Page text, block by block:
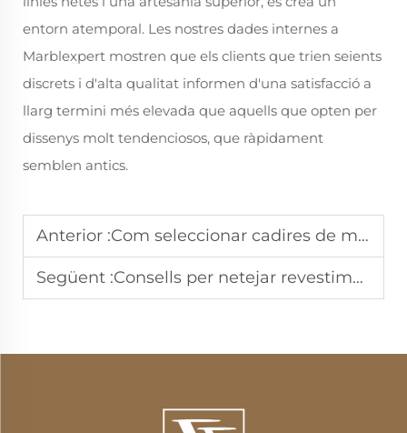
entorn atemporal. Les nostres dades internes a
Marblexpert mostren que els clients que trien seients
discrets i d'alta qualitat informen d'una satisfacció a
llarg termini més elevada que aquells que opten per
dissenys molt tendenciosos, que ràpidament
semblen antics.
Anterior :Com seleccionar cadires de menjador rústiques per a un joc de menjador rústic?
Següent :Consells per netejar revestiments de moqueta de pedra